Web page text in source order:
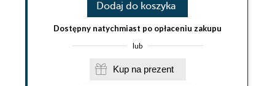
Dodaj do koszyka
Dostępny natychmiast po opłaceniu zakupu
lub
Kup na prezent